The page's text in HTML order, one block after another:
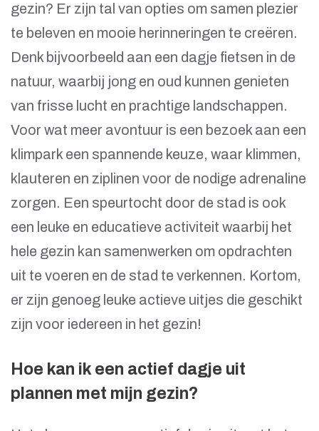
gezin? Er zijn tal van opties om samen plezier
te beleven en mooie herinneringen te creëren.
Denk bijvoorbeeld aan een dagje fietsen in de
natuur, waarbij jong en oud kunnen genieten
van frisse lucht en prachtige landschappen.
Voor wat meer avontuur is een bezoek aan een
klimpark een spannende keuze, waar klimmen,
klauteren en ziplinen voor de nodige adrenaline
zorgen. Een speurtocht door de stad is ook
een leuke en educatieve activiteit waarbij het
hele gezin kan samenwerken om opdrachten
uit te voeren en de stad te verkennen. Kortom,
er zijn genoeg leuke actieve uitjes die geschikt
zijn voor iedereen in het gezin!
Hoe kan ik een actief dagje uit
plannen met mijn gezin?